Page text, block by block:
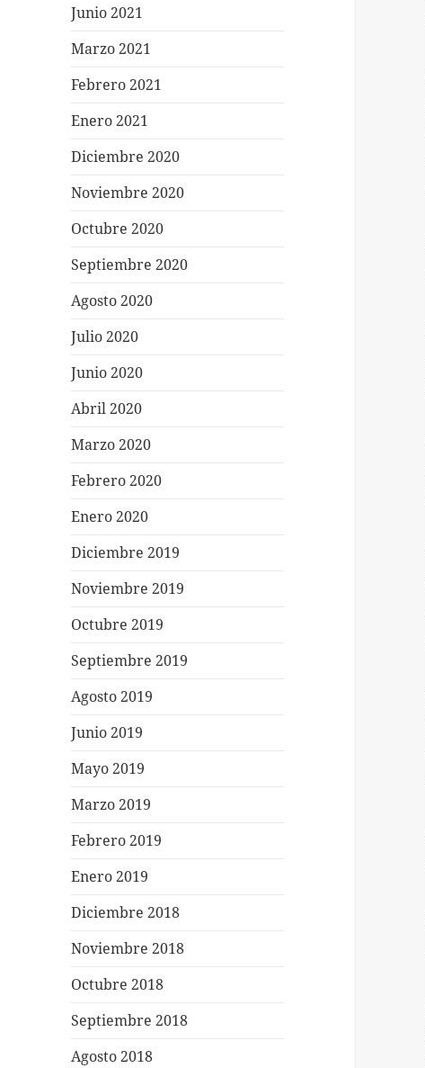
Junio 2021
Marzo 2021
Febrero 2021
Enero 2021
Diciembre 2020
Noviembre 2020
Octubre 2020
Septiembre 2020
Agosto 2020
Julio 2020
Junio 2020
Abril 2020
Marzo 2020
Febrero 2020
Enero 2020
Diciembre 2019
Noviembre 2019
Octubre 2019
Septiembre 2019
Agosto 2019
Junio 2019
Mayo 2019
Marzo 2019
Febrero 2019
Enero 2019
Diciembre 2018
Noviembre 2018
Octubre 2018
Septiembre 2018
Agosto 2018